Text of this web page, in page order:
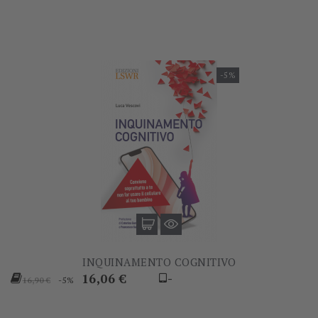
-5%
INQUINAMENTO COGNITIVO
Prezzo
16,90 € -5% Prezzo
16,06 € -